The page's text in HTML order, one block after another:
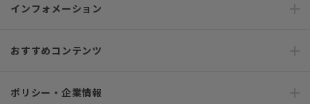
インフォメーション
おすすめコンテンツ
ポリシー・企業情報